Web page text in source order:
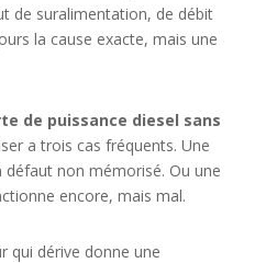
de suralimentation, de débit
la cause exacte, mais une
de puissance diesel sans
a trois cas fréquents. Une
non mémorisé. Ou une
encore, mais mal.
qui dérive donne une